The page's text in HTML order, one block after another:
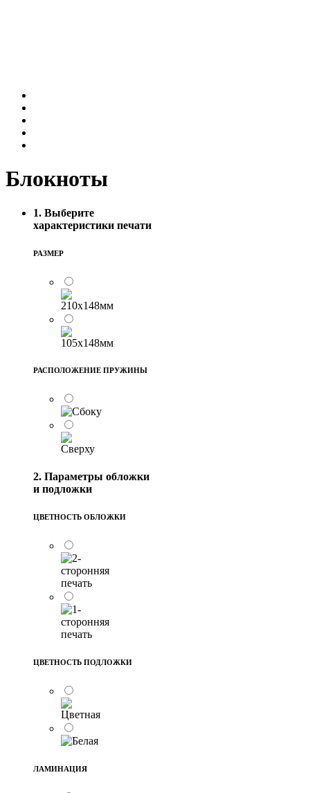
Блокноты
1. Выберите
характеристики печати
РАЗМЕР
РАСПОЛОЖЕНИЕ ПРУЖИНЫ
2. Параметры обложки
и подложки
ЦВЕТНОСТЬ ОБЛОЖКИ
ЦВЕТНОСТЬ ПОДЛОЖКИ
ЛАМИНАЦИЯ